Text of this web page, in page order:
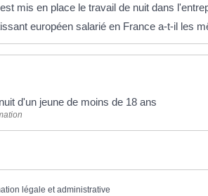
mis en place le travail de nuit dans
européen salarié en France a-t-il les
d'un jeune de moins de 18 ans
légale et administrative